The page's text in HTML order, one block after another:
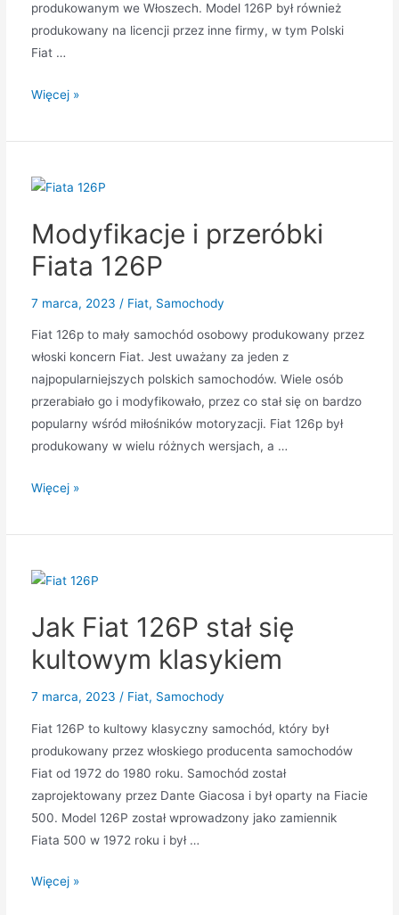
produkowanym we Włoszech. Model 126P był również
produkowany na licencji przez inne firmy, w tym Polski
Fiat …
Historia
126P
Więcej »
Modyfikacje i przeróbki
Fiata 126P
7 marca, 2023 / Fiat, Samochody
Fiat 126p to mały samochód osobowy produkowany przez
włoski koncern Fiat. Jest uważany za jeden z
najpopularniejszych polskich samochodów. Wiele osób
przerabiało go i modyfikowało, przez co stał się on bardzo
popularny wśród miłośników motoryzacji. Fiat 126p był
produkowany w wielu różnych wersjach, a …
Modyfikacje
przeróbki
126P
Więcej »
Jak Fiat 126P stał się
kultowym klasykiem
7 marca, 2023 / Fiat, Samochody
Fiat 126P to kultowy klasyczny samochód, który był
produkowany przez włoskiego producenta samochodów
Fiat od 1972 do 1980 roku. Samochód został
zaprojektowany przez Dante Giacosa i był oparty na Fiacie
500. Model 126P został wprowadzony jako zamiennik
Fiata 500 w 1972 roku i był …
Jak
Więcej »